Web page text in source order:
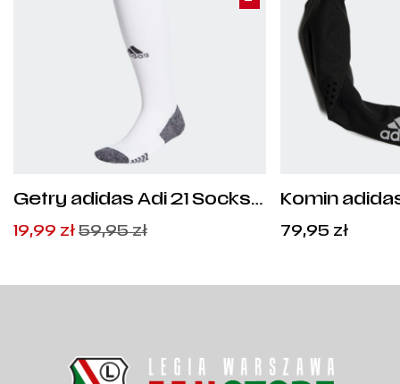
Getry adidas Adi 21 Socks -
Pierwotna
Aktualna
19,99 zł 59,95zł
Komin
79,95 zł